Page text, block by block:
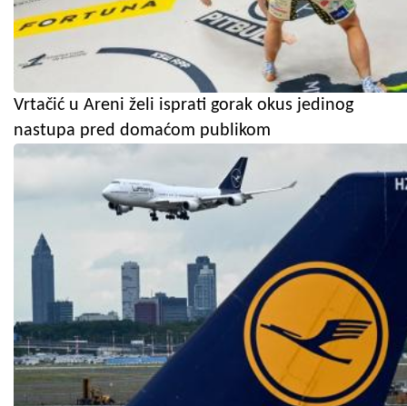
Vrtačić u Areni želi isprati gorak okus jedinog
nastupa pred domaćom publikom